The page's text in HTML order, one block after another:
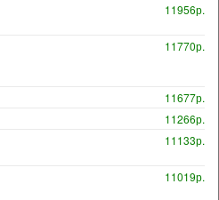
11956р.
11770р.
11677р.
11266р.
11133р.
11019р.